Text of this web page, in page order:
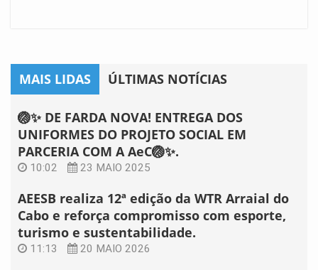
MAIS LIDAS ÚLTIMAS NOTÍCIAS
🏐✨ DE FARDA NOVA! ENTREGA DOS
UNIFORMES DO PROJETO SOCIAL EM
PARCERIA COM A AeC🏐✨.
10:02 23 MAIO 2025
AEESB realiza 12ª edição da WTR Arraial do
Cabo e reforça compromisso com esporte,
turismo e sustentabilidade.
11:13 20 MAIO 2026